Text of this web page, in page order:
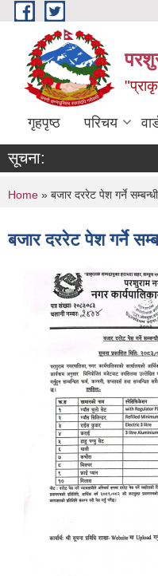
Skip to main content
गृहपृष्ठ परिचय
सूचना:
You are here
Home » बजार दररेट पेश गर्ने
बजार दररेट पेश गर्ने